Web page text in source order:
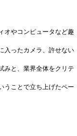
オやコンピュータなど趣
入ったカメラ、許せない
みと、業界全体をクリテ
うことで立ち上げたペー